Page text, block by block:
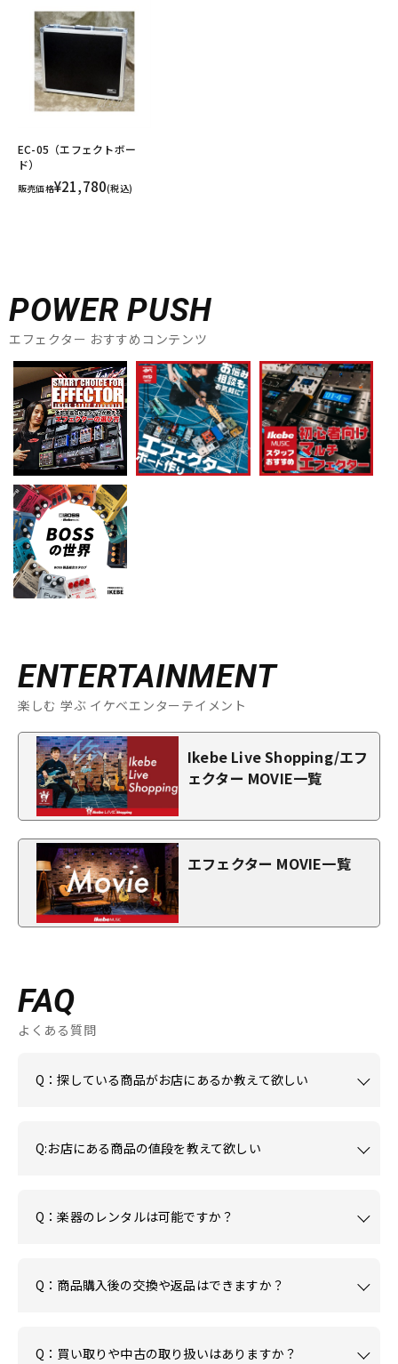
EC-05（エフェクトボー
ド）
販売価格¥21,780(税込)
POWER PUSH
エフェクター おすすめコンテンツ
ENTERTAINMENT
楽しむ 学ぶ イケベエンターテイメント
Ikebe Live Shopping/エフ
ェクター MOVIE一覧
エフェクター MOVIE一覧
FAQ
よくある質問
Q：探している商品がお店にあるか教えて欲しい
Q:お店にある商品の値段を教えて欲しい
Q：楽器のレンタルは可能ですか？
Q：商品購入後の交換や返品はできますか？
Q：買い取りや中古の取り扱いはありますか？